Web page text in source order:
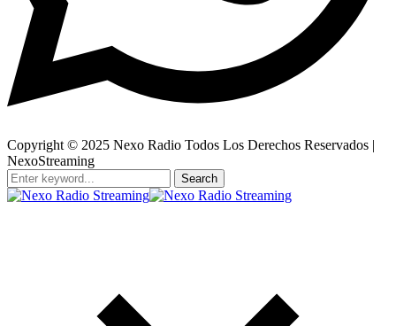
Copyright © 2025 Nexo Radio Todos Los Derechos Reservados |
NexoStreaming
Search